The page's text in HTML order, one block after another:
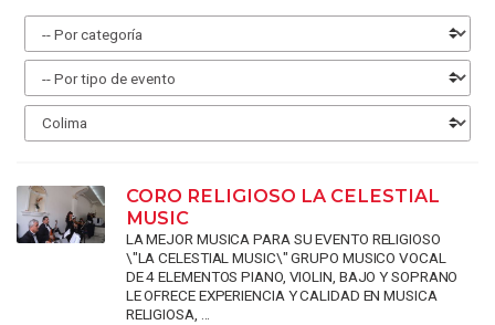
CORO RELIGIOSO LA CELESTIAL
MUSIC
LA MEJOR MUSICA PARA SU EVENTO RELIGIOSO
\"LA CELESTIAL MUSIC\" GRUPO MUSICO VOCAL
DE 4 ELEMENTOS PIANO, VIOLIN, BAJO Y SOPRANO
LE OFRECE EXPERIENCIA Y CALIDAD EN MUSICA
RELIGIOSA, ...